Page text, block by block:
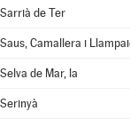
Sarrià de Ter
Saus, Camallera i
Selva de Mar, la
Serinyà